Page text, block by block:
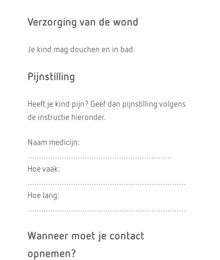
Verzorging van de wond
Je kind mag douchen en in bad.
Pijnstilling
Heeft je kind pijn? Geef dan pijnstilling volgens
de instructie hieronder.
Naam medicijn:
………………………………………………………
Hoe vaak:
……………………………………………………………
Hoe lang:
……………………………………………………………
Wanneer moet je contact
opnemen?